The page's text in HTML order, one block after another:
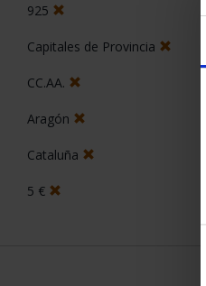
925
Capitales de Provincia
CC.AA.
Aragón
Cataluña
5 €